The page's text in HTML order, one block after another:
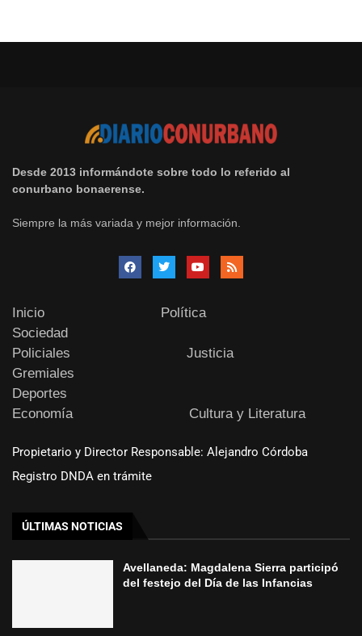
Desde 2013 informándote sobre todo lo referido al
conurbano bonaerense.
Siempre la más variada y mejor información.
Inicio
Política
Sociedad
Policiales
Justicia
Gremiales
Deportes
Economía
Cultura y Literatura
Propietario y Director Responsable: Alejandro Córdoba
Registro DNDA en trámite
ÚLTIMAS NOTICIAS
Avellaneda: Magdalena Sierra participó
del festejo del Día de las Infancias